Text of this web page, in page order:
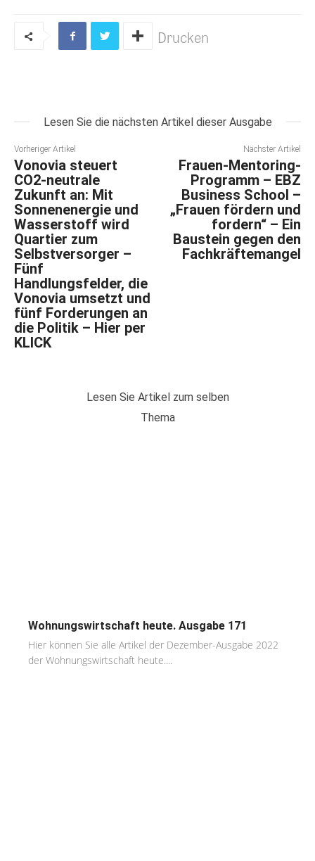
Drucken
Lesen Sie die nächsten Artikel dieser Ausgabe
Vorheriger Artikel
Vonovia steuert
CO2-neutrale
Zukunft an: Mit
Sonnenenergie und
Wasserstoff wird
Quartier zum
Selbstversorger –
Fünf
Handlungsfelder, die
Vonovia umsetzt und
fünf Forderungen an
die Politik – Hier per
KLICK
Nächster Artikel
Frauen-Mentoring-
Programm – EBZ
Business School –
„Frauen fördern und
fordern“ – Ein
Baustein gegen den
Fachkräftemangel
Lesen Sie Artikel zum selben
Thema
Wohnungswirtschaft heute. Ausgabe 171
Hier können Sie alle Artikel der Dezember-Ausgabe 2022
der Wohnungswirtschaft heute....